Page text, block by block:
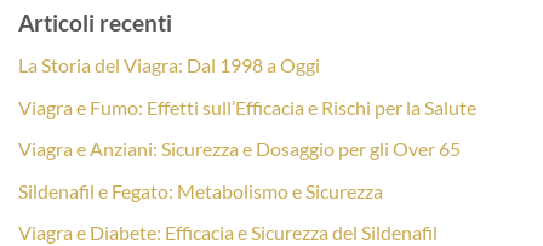
Articoli recenti
La Storia del Viagra: Dal 1998 a Oggi
Viagra e Fumo: Effetti sull’Efficacia e Rischi per la Salute
Viagra e Anziani: Sicurezza e Dosaggio per gli Over 65
Sildenafil e Fegato: Metabolismo e Sicurezza
Viagra e Diabete: Efficacia e Sicurezza del Sildenafil